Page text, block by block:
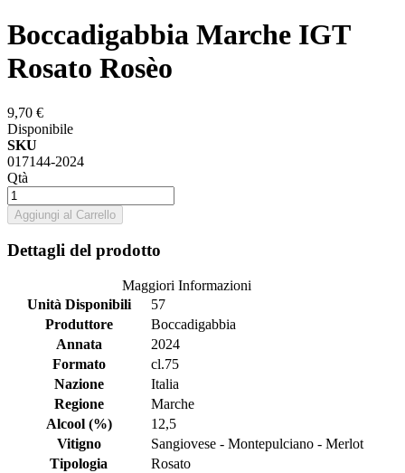
Boccadigabbia Marche IGT
Rosato Rosèo
9,70 €
Disponibile
SKU
017144-2024
Qtà
Aggiungi al Carrello
Dettagli del prodotto
Maggiori Informazioni
Unità Disponibili
57
Produttore
Boccadigabbia
Annata
2024
Formato
cl.75
Nazione
Italia
Regione
Marche
Alcool (%)
12,5
Vitigno
Sangiovese - Montepulciano - Merlot
Tipologia
Rosato